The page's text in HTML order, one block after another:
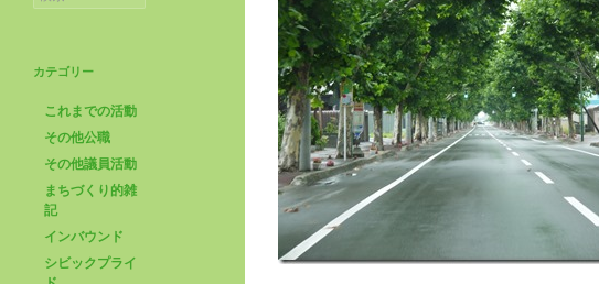
索:
カテゴリー
これまでの活動
その他公職
その他議員活動
まちづくり的雑
記
インバウンド
シビックプライ